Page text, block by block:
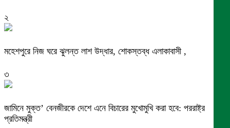
২
মহেশপুরে নিজ ঘরে ঝুলন্ত লাশ উদ্ধার, শোকস্তব্ধ এলাকাবাসী ,
৩
জামিনে মুক্ত’ বেনজীরকে দেশে এনে বিচারের মুখোমুখি করা হবে: পররাষ্ট্র
প্রতিমন্ত্রী